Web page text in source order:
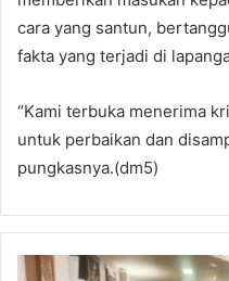
cara yang santun,
fakta yang terjadi di
“Kami terbuka menerima
untuk perbaikan dan
pungkasnya.(dm5)